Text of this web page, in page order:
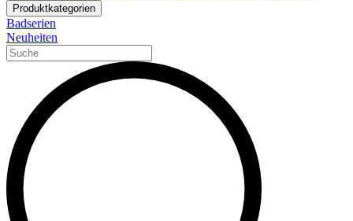
Produktkategorien
Badserien
Neuheiten